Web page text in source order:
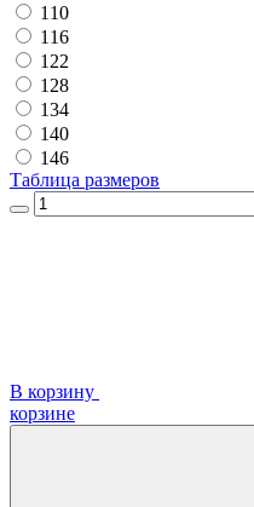
110
116
122
128
134
140
146
Таблица размеров
В корзину
корзинe